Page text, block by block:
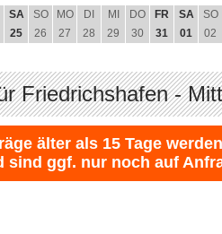
SA
25
SO
26
MO
27
DI
28
MI
29
DO
30
FR
31
SA
01
SO
02
Friedrichshafen -
älter als 15 Tage
sind ggf. nur noch auf